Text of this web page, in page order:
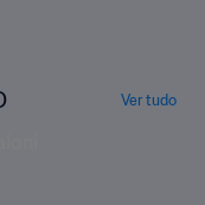
Ver tudo